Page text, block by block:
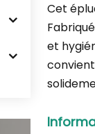
Cet
et